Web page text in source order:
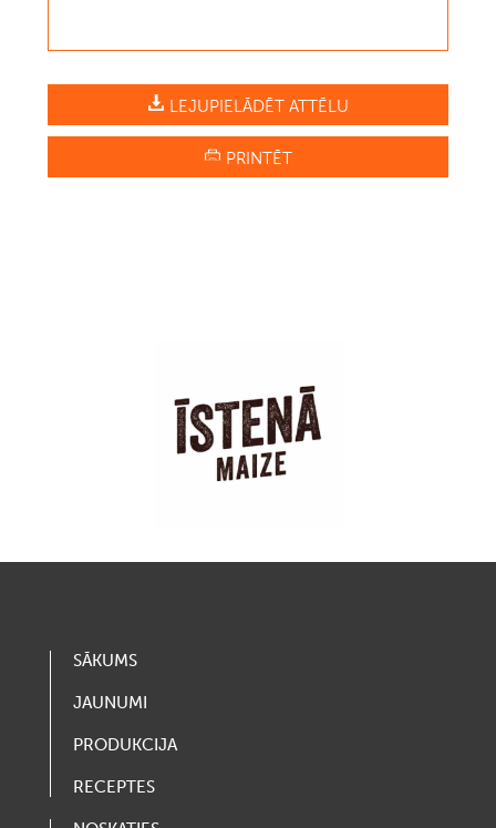
LEJUPIELĀDĒT ATTĒLU
PRINTĒT
SĀKUMS
JAUNUMI
PRODUKCIJA
RECEPTES